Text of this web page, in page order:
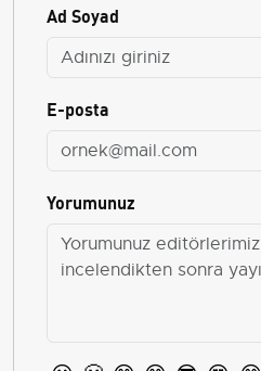
Ad Soyad
E-posta
Yorumunuz